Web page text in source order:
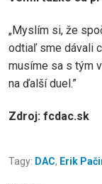
„Myslím si, že
odtiaľ sme dávali
musíme sa s tým
na ďalší duel.”
Zdroj: fcdac.sk
Tagy: DAC, Erik